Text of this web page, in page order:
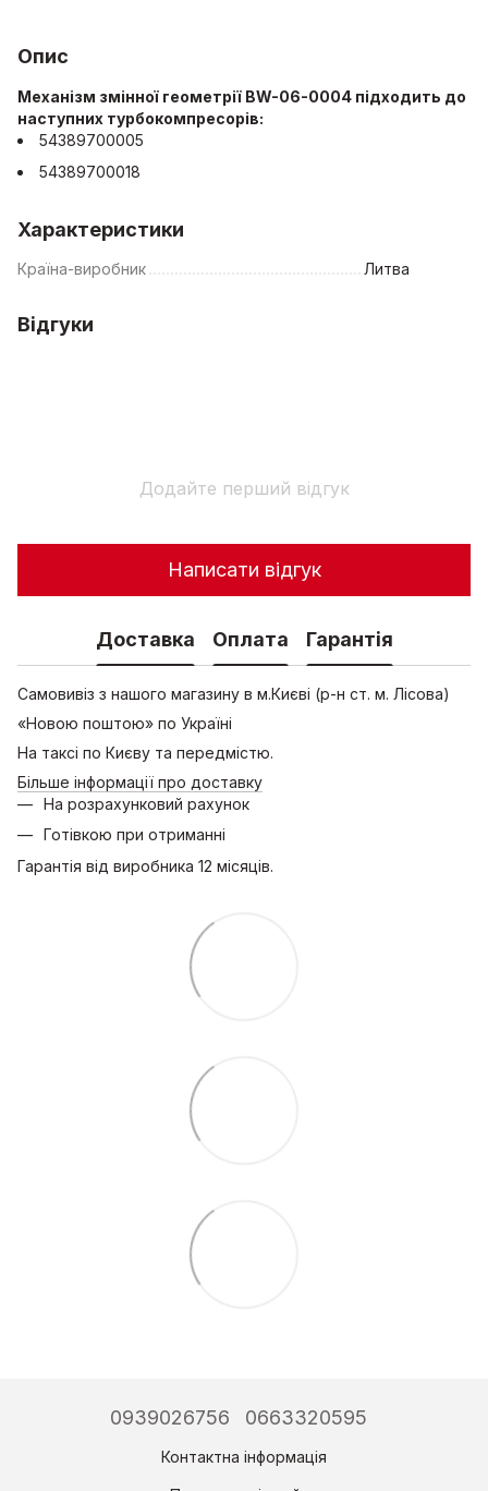
Опис
Механізм змінної геометрії BW-06-0004 підходить до
наступних турбокомпресорів:
54389700005
54389700018
Характеристики
Країна-виробник Литва
Відгуки
Додайте перший відгук
Написати відгук
Доставка Оплата Гарантія
Самовивіз з нашого магазину в м.Києві (р-н ст. м. Лісова)
«Новою поштою» по Україні
На таксі по Києву та передмістю.
Більше інформації про доставку
На розрахунковий рахунок
Готівкою при отриманні
Гарантія від виробника 12 місяців.
0939026756 0663320595
Контактна інформація